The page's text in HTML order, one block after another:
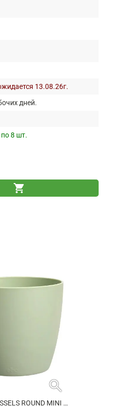
13.08.26г.
дней.
8 шт.
shopping_cart
search
КАШПО BRUSSELS ROUND MINI SORBET GREEN